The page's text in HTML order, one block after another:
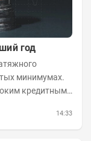
год
минимумах.
кредитным
14:33